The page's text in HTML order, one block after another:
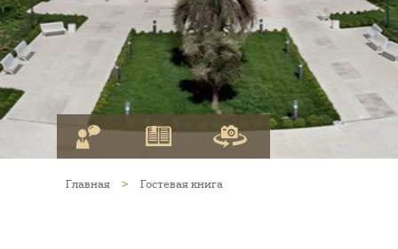
Главная > Гостевая книга